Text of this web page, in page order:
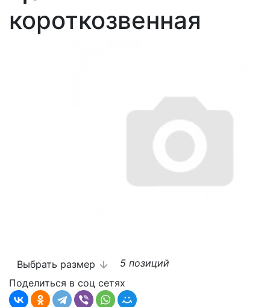
короткозвенная
Выбрать размер
5 позиций
Поделиться в соц сетях